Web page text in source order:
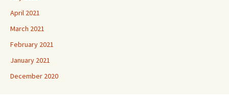
April 2021
March 2021
February 2021
January 2021
December 2020